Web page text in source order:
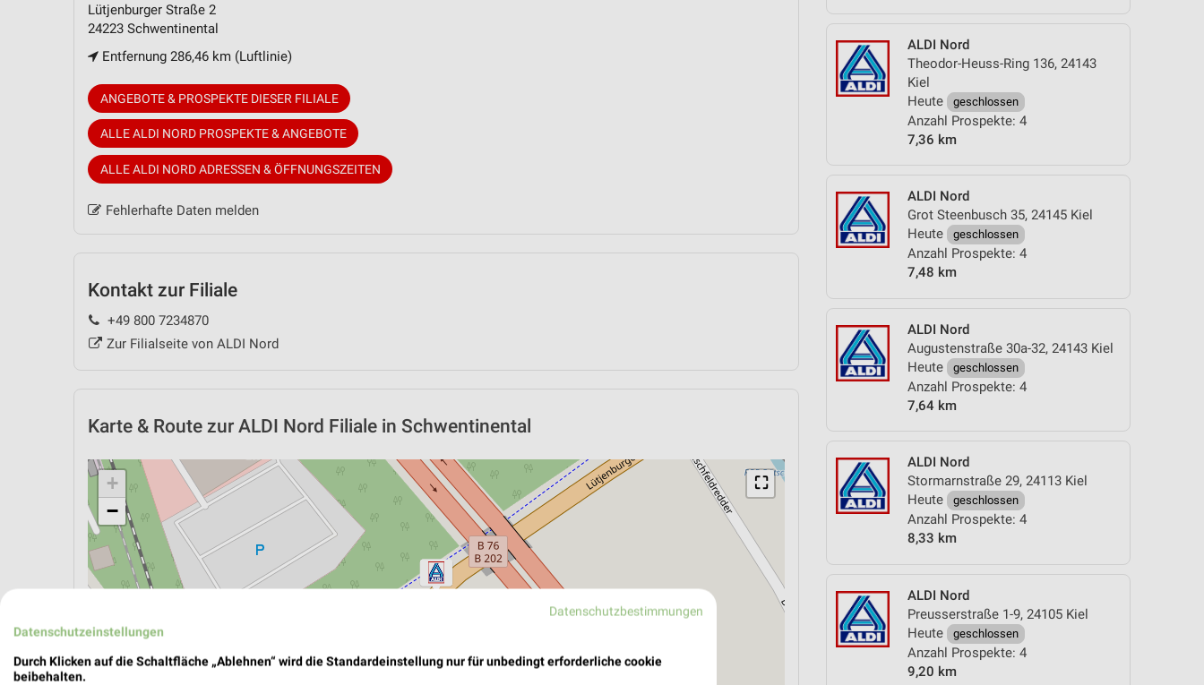
ALDI Nord
Theodor-Heuss-Ring 136, 24143
Kiel
Heute
geschlossen
Anzahl Prospekte: 4
7,36 km
ALDI Nord
Grot Steenbusch 35, 24145 Kiel
Heute
geschlossen
Anzahl Prospekte: 4
7,48 km
ALDI Nord
Augustenstraße 30a-32, 24143 Kiel
Heute
geschlossen
Anzahl Prospekte: 4
7,64 km
ALDI Nord
Stormarnstraße 29, 24113 Kiel
Heute
geschlossen
Anzahl Prospekte: 4
8,33 km
ALDI Nord
Preusserstraße 1-9, 24105 Kiel
Heute
geschlossen
Anzahl Prospekte: 4
9,20 km
Lütjenburger Straße 2
24223 Schwentinental
Entfernung 286,46 km (Luftlinie)
ANGEBOTE & PROSPEKTE DIESER FILIALE
ALLE ALDI NORD PROSPEKTE & ANGEBOTE
ALLE ALDI NORD ADRESSEN & ÖFFNUNGSZEITEN
Fehlerhafte Daten melden
Kontakt zur Filiale
+49 800 7234870
Zur Filialseite von ALDI Nord
Karte & Route zur ALDI Nord Filiale in Schwentinental
⛶
+
−
Datenschutzbestimmungen
Datenschutzeinstellungen
Durch Klicken auf die Schaltfläche „Ablehnen“ wird die Standardeinstellung nur für unbedingt erforderliche cookie
beibehalten.